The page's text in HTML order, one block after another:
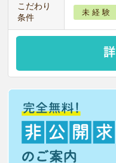
こだわり
条件
未 経 験